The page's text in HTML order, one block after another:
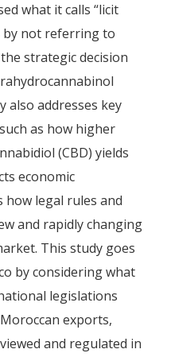
what it calls “licit
by not referring to
strategic decision
also addresses key
as how higher
(CBD) yields
economic
how legal rules and
and rapidly changing
This study goes
by considering what
legislations
exports,
and regulated in